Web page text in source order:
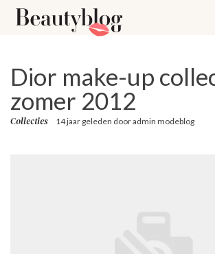
Dior make-up
zomer 2012
Collecties 14 jaar geleden dooradmin modeblog